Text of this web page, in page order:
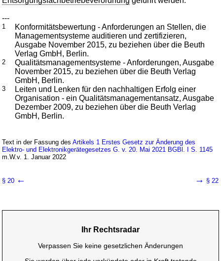
---
1
Konformitätsbewertung - Anforderungen an Stellen, die
Managementsysteme auditieren und zertifizieren,
Ausgabe November 2015, zu beziehen über die Beuth
Verlag GmbH, Berlin.
2
Qualitätsmanagementsysteme - Anforderungen, Ausgabe
November 2015, zu beziehen über die Beuth Verlag
GmbH, Berlin.
3
Leiten und Lenken für den nachhaltigen Erfolg einer
Organisation - ein Qualitätsmanagementansatz, Ausgabe
Dezember 2009, zu beziehen über die Beuth Verlag
GmbH, Berlin.
Text in der Fassung desArtikels 1 Erstes Gesetz zur Änderung des
Elektro- und Elektronikgerätegesetzes G. v. 20. Mai 2021 BGBl. I S. 1145
m.W.v. 1. Januar 2022
§ 20 ← → § 22
Ihr Rechtsradar
Verpassen Sie keine gesetzlichen Änderungen